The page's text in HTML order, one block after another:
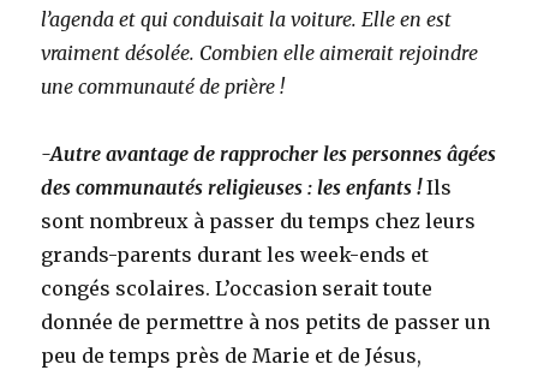
l’agenda et qui conduisait la voiture. Elle en est
vraiment désolée. Combien elle aimerait rejoindre
une communauté de prière !
-Autre avantage de rapprocher les personnes âgées
des communautés religieuses : les enfants !Ils
sont nombreux à passer du temps chez leurs
grands-parents durant les week-ends et
congés scolaires. L’occasion serait toute
donnée de permettre à nos petits de passer un
peu de temps près de Marie et de Jésus,